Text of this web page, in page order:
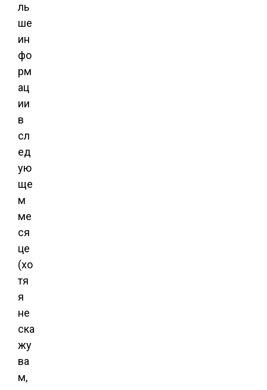
ль
ше
ин
фо
рм
ац
ии
в
сл
ед
ую
ще
м
ме
ся
це
(хо
тя
я
не
ска
жу
ва
м,